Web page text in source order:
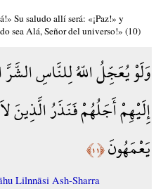
Su saludo allí será: «¡Paz!» y
sea Alá, Señor del universo!» (10)
وَلَوْ يُعَجِّلُ اللّهُ لِلنَّاسِ
إِلَيْهِمْ أَجَلُهُمْ فَنَذَرُ الَّذِينَ
يَعْمَهُونَ﴿١١﴾
Lilnnāsi Ash-Sharra